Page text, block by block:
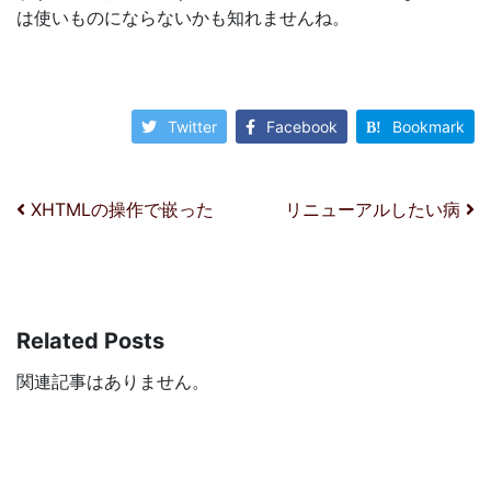
は使いものにならないかも知れませんね。
Twitter Facebook Bookmark
投稿ナビゲーション
XHTMLの操作で嵌った リニューアルしたい病
Related Posts
関連記事はありません。